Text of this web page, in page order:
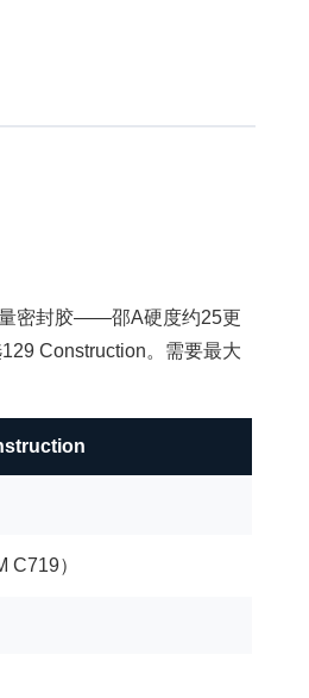
密封胶——邵A硬度约25更
Construction。需要最大
C719）